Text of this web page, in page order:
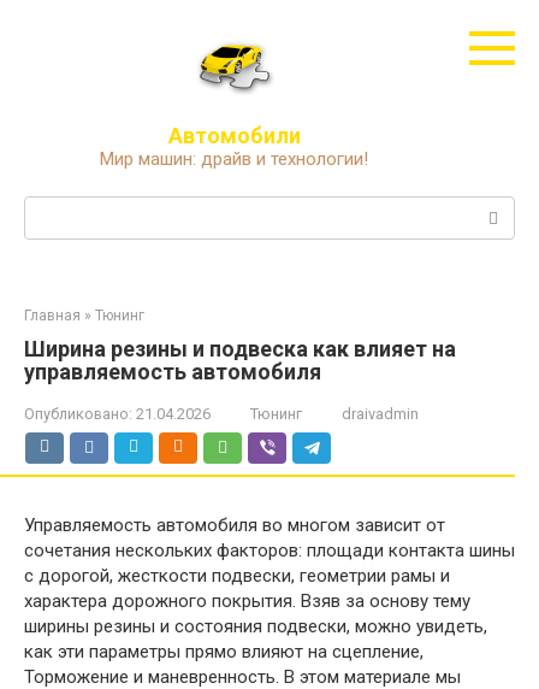
Автомобили
Мир машин: драйв и технологии!
Главная » Тюнинг
Ширина резины и подвеска как влияет на
управляемость автомобиля
Опубликовано: 21.04.2026 Тюнинг draivadmin
Управляемость автомобиля во многом зависит от
сочетания нескольких факторов: площади контакта шины
с дорогой, жесткости подвески, геометрии рамы и
характера дорожного покрытия. Взяв за основу тему
ширины резины и состояния подвески, можно увидеть,
как эти параметры прямо влияют на сцепление,
Торможение и маневренность. В этом материале мы